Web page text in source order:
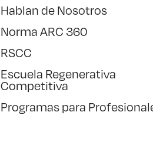
Hablan de Nosotros
Norma ARC 360
RSCC
Escuela Regenerativa
Competitiva
Programas para